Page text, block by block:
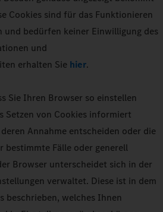
Cookies sind für das Funktionieren
und bedürfen keiner Einwilligung des
und
erhalten Sie hier.
Sie Ihren Browser so einstellen
Setzen von Cookies informiert
Annahme entscheiden oder die
bestimmte Fälle oder generell
Browser unterscheidet sich in der
verwaltet. Diese ist in dem
beschrieben, welches Ihnen